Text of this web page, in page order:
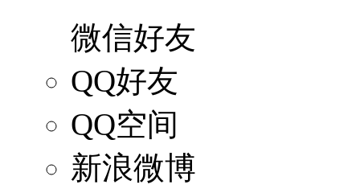
微信好友
QQ好友
QQ空间
新浪微博